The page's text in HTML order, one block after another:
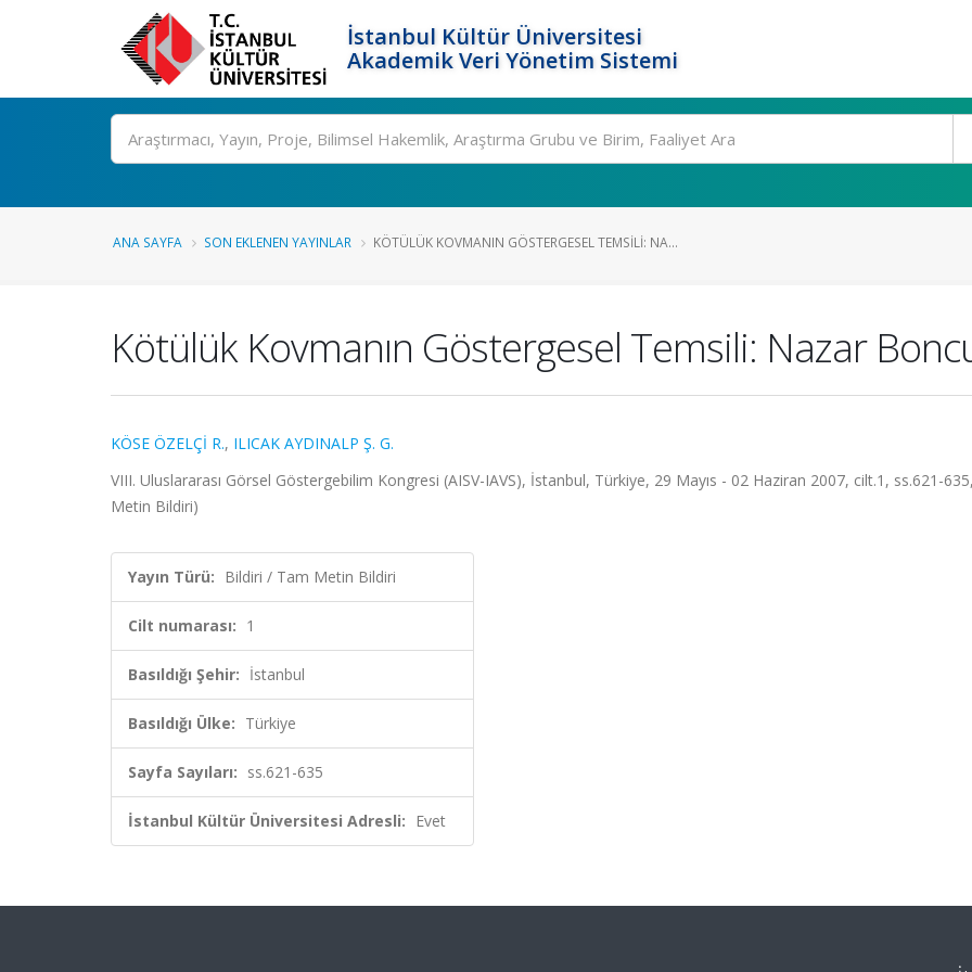
İstanbul Kültür Üniversitesi
Akademik Veri Yönetim Sistemi
Ara
ANA SAYFA SON EKLENEN YAYINLAR KÖTÜLÜK KOVMANIN GÖSTERGESEL TEMSILI: NA...
Kötülük Kovmanın Göstergesel Temsili: Nazar
KÖSE ÖZELÇİ R., ILICAK AYDINALP Ş. G.
VIII. Uluslararası Görsel Göstergebilim Kongresi (AISV-IAVS), İstanbul, Türkiye, 29 Mayıs - 02 Haziran 2007, cilt.1, ss.621-
Metin Bildiri)
Yayın Türü: Bildiri / Tam Metin Bildiri
Cilt numarası: 1
Basıldığı Şehir: İstanbul
Basıldığı Ülke: Türkiye
Sayfa Sayıları: ss.621-635
İstanbul Kültür Üniversitesi Adresli: Evet